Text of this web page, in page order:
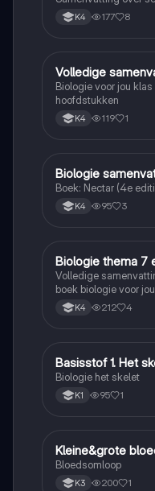
K4 177 8
Biologie
Volledige
Biologie voor jou
hoofdstukken
K4 119 1
Biologie
Biologie
Boek: Nectar (4e
K4 95 3
Biologie
Biologie thema 7
Volledige
boek biologie voor jou
K4 212 4
Biologie
Basisstof 1. Het
Biologie het skelet
K1 95 1
Biologie
Kleine&grote
Bloedsomloop
K3 200 1